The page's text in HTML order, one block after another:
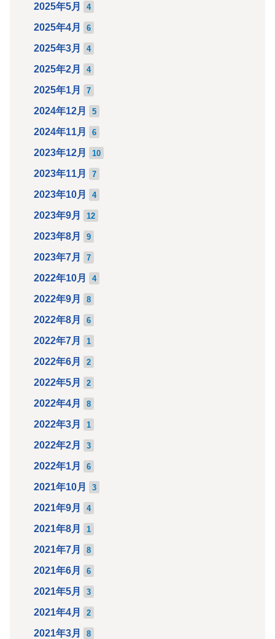
2025年5月 4
2025年4月 6
2025年3月 4
2025年2月 4
2025年1月 7
2024年12月 5
2024年11月 6
2023年12月 10
2023年11月 7
2023年10月 4
2023年9月 12
2023年8月 9
2023年7月 7
2022年10月 4
2022年9月 8
2022年8月 6
2022年7月 1
2022年6月 2
2022年5月 2
2022年4月 8
2022年3月 1
2022年2月 3
2022年1月 6
2021年10月 3
2021年9月 4
2021年8月 1
2021年7月 8
2021年6月 6
2021年5月 3
2021年4月 2
2021年3月 8